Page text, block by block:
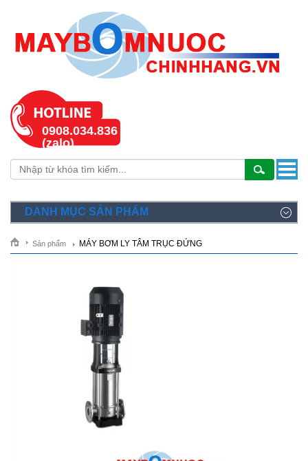
0908.034.836
(zalo)
DANH MỤC SẢN PHẨM
Sản phẩm MÁY BƠM LY TÂM TRỤC ĐỨNG